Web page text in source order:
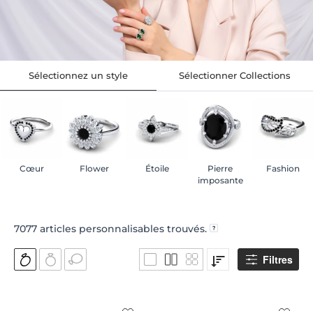
Sélectionnez un style
Cœur Flower Étoile
Pierre
imposante
Fashion
Sélectionner Collections
7077 articles personnalisables trouvés.
Filtres